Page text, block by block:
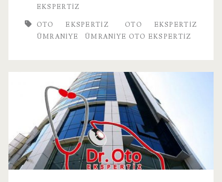
EKSPERTIZ
OTO EKSPERTIZ
OTO EKSPERTIZ
ÜMRANIYE
ÜMRANIYE OTO EKSPERTIZ